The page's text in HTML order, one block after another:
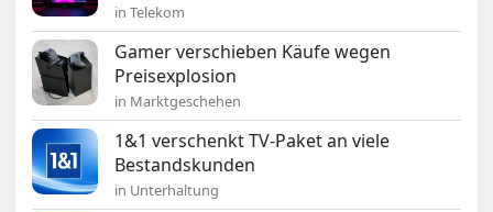
in Telekom
Gamer verschieben Käufe wegen
Preisexplosion
in Marktgeschehen
1&1 verschenkt TV-Paket an viele
Bestandskunden
in Unterhaltung